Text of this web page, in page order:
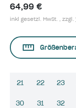
64,99 €
inkl gesetzl. MwSt. , zzgl.
21 22 23
30 31 32